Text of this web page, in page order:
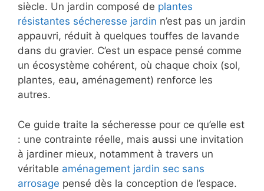
siècle. Un jardin composé de plantes
résistantes sécheresse jardin n’est pas un jardin
appauvri, réduit à quelques touffes de lavande
dans du gravier. C’est un espace pensé comme
un écosystème cohérent, où chaque choix (sol,
plantes, eau, aménagement) renforce les
autres.
Ce guide traite la sécheresse pour ce qu’elle est
: une contrainte réelle, mais aussi une invitation
à jardiner mieux, notamment à travers un
véritable aménagement jardin sec sans
arrosage pensé dès la conception de l’espace.